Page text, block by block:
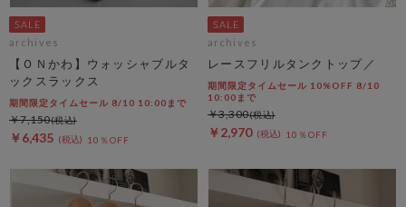
archives
【ＯＮかわ】ウォッシャブルタ
ックスラックス
期間限定タイムセール 8/10 10:00まで
￥6,435 10％OFF
￥7,150
archives
レースフリルタンクトップ／
期間限定タイムセール 10%OFF 8/10
10:00まで
￥2,970 10％OFF
￥3,300